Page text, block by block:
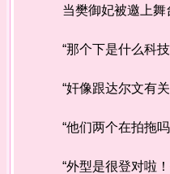
当樊御妃被邀上舞
“那个下是什么科技
“奸像跟达尔文有
“他们两个在拍拖吗
“外型是很登对啦！